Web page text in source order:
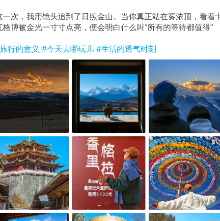
一次，我用镜头追到了日照金山。当你真正站在雾浓顶，看着
格博被金光一寸寸点亮，便会明白什么叫“所有的等待都值得”
行的意义 #今天去哪玩儿 #生活的透气时刻